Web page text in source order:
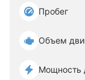
Пробег
Объем
Мощность